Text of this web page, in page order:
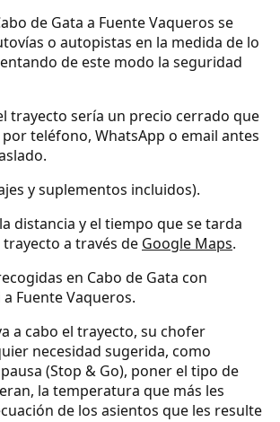
de Gata a Fuente Vaqueros se
o autopistas en la medida de lo
de este modo la seguridad
trayecto sería un precio cerrado que
teléfono, WhatsApp o email antes
y suplementos incluidos).
distancia y el tiempo que se tarda
a través de Google Maps.
en Cabo de Gata con
Fuente Vaqueros.
a cabo el trayecto, su chofer
necesidad sugerida, como
(Stop & Go), poner el tipo de
la temperatura que más les
de los asientos que les resulte